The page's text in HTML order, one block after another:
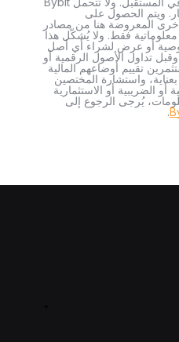
ويتم الحصول على
المعروضة هنا من مصادر
فقط. ولا يُشكّل هذا
أو عرض لشراء أي أصل
تداول الأصول الرقمية أو
تقييم أوضاعهم المالية
واستشارة المختصين
أو الضريبية أو الاستثمارية
يُرجى الرجوع إلى
.